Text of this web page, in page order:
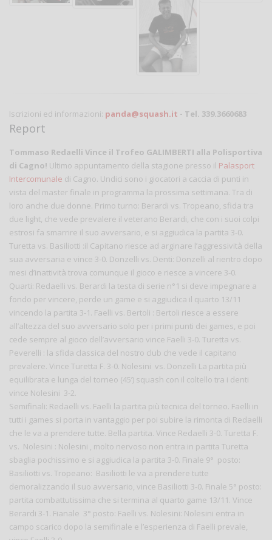
Iscrizioni ed informazioni: panda@squash.it - Tel. 339.3660683
Report
Tommaso Redaelli Vince il Trofeo GALIMBERTI alla Polisportiva
di Cagno! Ultimo appuntamento della stagione presso il Palasport
Intercomunale di Cagno. Undici sono i giocatori a caccia di punti in
vista del master finale in programma la prossima settimana. Tra di
loro anche due donne. Primo turno: Berardi vs. Tropeano, sfida tra
due light, che vede prevalere il veterano Berardi, che con i suoi colpi
estrosi fa smarrire il suo avversario, e si aggiudica la partita 3-0.
Turetta vs. Basiliotti :il Capitano riesce ad arginare l’aggressività della
sua avversaria e vince 3-0. Donzelli vs. Denti: Donzelli al rientro dopo
mesi d’inattività trova comunque il gioco e riesce a vincere 3-0.
Quarti: Redaelli vs. Berardi la testa di serie n°1 si deve impegnare a
fondo per vincere, perde un game e si aggiudica il quarto 13/11
vincendo la partita 3-1. Faelli vs. Bertoli : Bertoli riesce a essere
all’altezza del suo avversario solo per i primi punti dei games, e poi
cede sempre al gioco dell’avversario vince Faelli 3-0. Turetta vs.
Peverelli : la sfida classica del nostro club che vede il capitano
prevalere. Vince Turetta F. 3-0. Nolesini vs. Donzelli La partita più
equilibrata e lunga del torneo (45’) squash con il coltello tra i denti
vince Nolesini 3-2.
Semifinali: Redaelli vs. Faelli la partita più tecnica del torneo. Faelli in
tutti i games si porta in vantaggio per poi subire la rimonta di Redaelli
che le va a prendere tutte. Bella partita. Vince Redaelli 3-0. Turetta F.
vs. Nolesini : Nolesini , molto nervoso non entra in partita Turetta
sbaglia pochissimo e si aggiudica la partita 3-0. Finale 9° posto:
Basiliotti vs. Tropeano: Basiliotti le va a prendere tutte
demoralizzando il suo avversario, vince Basiliotti 3-0. Finale 5° posto:
partita combattutissima che si termina al quarto game 13/11. Vince
Berardi 3-1. Fianale 3° posto: Faelli vs. Nolesini: Nolesini entra in
campo scarico dopo la semifinale e l’esperienza di Faelli prevale,